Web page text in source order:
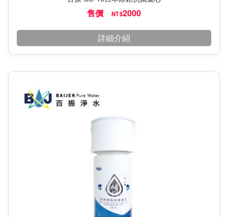
售價 NT$2000
詳細介紹